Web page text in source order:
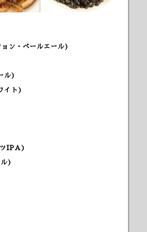
ン・ペールエール)
ル)
イト)
ツIPA)
)